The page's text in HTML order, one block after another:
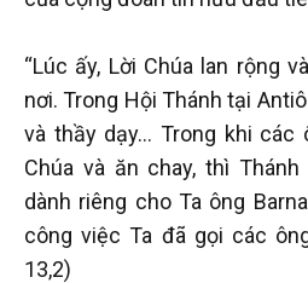
“Lúc ấy, Lời Chúa lan rộng
nơi. Trong Hội Thánh tại
và thầy dạy... Trong khi các
Chúa và ăn chay, thì Thánh
dành riêng cho Ta ông
công việc Ta đã gọi các
13,2)